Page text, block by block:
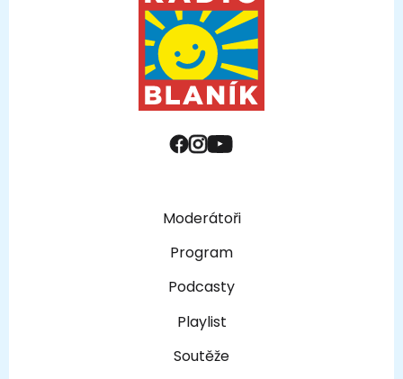
Moderátoři
Program
Podcasty
Playlist
Soutěže